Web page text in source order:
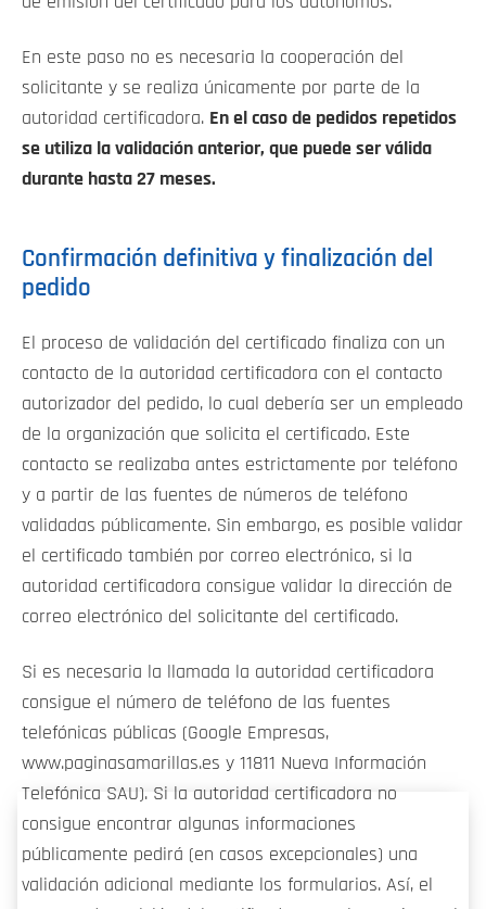
En este paso no es necesaria la cooperación del
solicitante y se realiza únicamente por parte de la
autoridad certificadora. En el caso de pedidos repetidos
se utiliza la validación anterior, que puede ser válida
durante hasta 27 meses.
Confirmación definitiva y finalización del
pedido
El proceso de validación del certificado finaliza con un
contacto de la autoridad certificadora con el contacto
autorizador del pedido, lo cual debería ser un empleado
de la organización que solicita el certificado. Este
contacto se realizaba antes estrictamente por teléfono
y a partir de las fuentes de números de teléfono
validadas públicamente. Sin embargo, es posible validar
el certificado también por correo electrónico, si la
autoridad certificadora consigue validar la dirección de
correo electrónico del solicitante del certificado.
Si es necesaria la llamada la autoridad certificadora
consigue el número de teléfono de las fuentes
telefónicas públicas (Google Empresas,
www.paginasamarillas.es y 11811 Nueva Información
Telefónica SAU). Si la autoridad certificadora no
consigue encontrar algunas informaciones
públicamente pedirá (en casos excepcionales) una
validación adicional mediante los formularios. Así, el